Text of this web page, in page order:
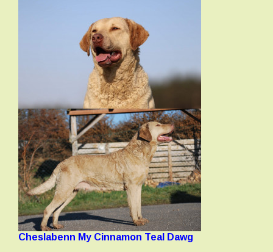
Cheslabenn My Cinnamon Teal Dawg